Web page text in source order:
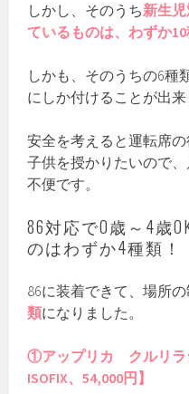
しかし、そのうち新生
ているものは、わずか
しかも、そのうちの6種
にしか付けることが出来
安全を考えると運転席
子供を授かりたいので
不便です。
86対応で0歳～4歳
のはわずか4種類！
86に装着できて、場所
類になりました。
①アップリカ クルリラ
ISOFIX、54,000円】